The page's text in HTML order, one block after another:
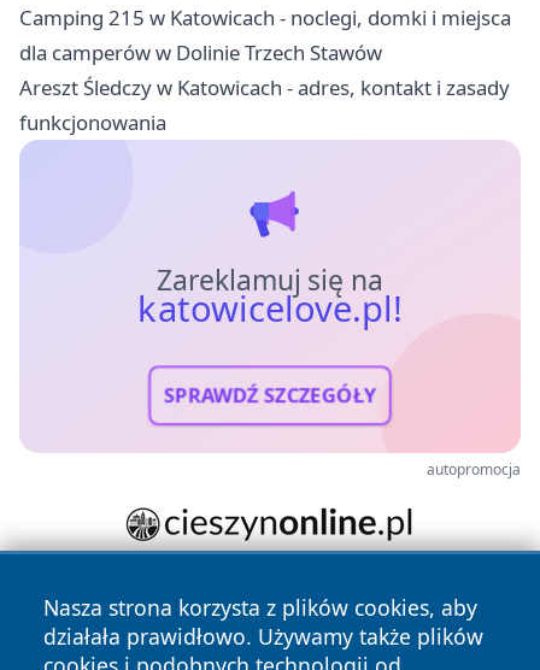
Camping 215 w Katowicach - noclegi, domki i miejsca
dla camperów w Dolinie Trzech Stawów
Areszt Śledczy w Katowicach - adres, kontakt i zasady
funkcjonowania
Zareklamuj się na
katowicelove.pl!
SPRAWDŹ SZCZEGÓŁY
autopromocja
Nasza strona korzysta z plików cookies, aby
działała prawidłowo. Używamy także plików